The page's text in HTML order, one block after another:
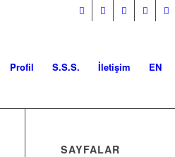
Profil S.S.S. İletişim EN
SAYFALAR